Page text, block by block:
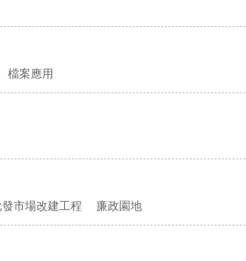
檔案應用
市場改建工程 廉政園地